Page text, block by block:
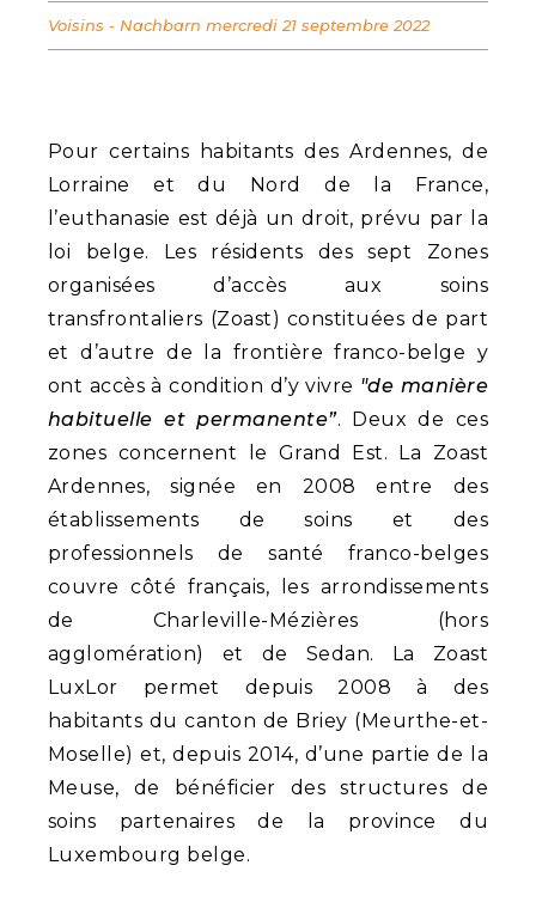
Pour certains habitants des Ardennes, de
Lorraine et du Nord de la France,
l’euthanasie est déjà un droit, prévu par la
loi belge. Les résidents des sept Zones
organisées d’accès aux soins
transfrontaliers (Zoast) constituées de part
et d’autre de la frontière franco-belge y
ont accès à condition d’y vivre "de manière
habituelle et permanente”. Deux de ces
zones concernent le Grand Est. La Zoast
Ardennes, signée en 2008 entre des
établissements de soins et des
professionnels de santé franco-belges
couvre côté français, les arrondissements
de Charleville-Mézières (hors
agglomération) et de Sedan. La Zoast
LuxLor permet depuis 2008 à des
habitants du canton de Briey (Meurthe-et-
Moselle) et, depuis 2014, d’une partie de la
Meuse, de bénéficier des structures de
soins partenaires de la province du
Luxembourg belge.
Voisins - Nachbarn mercredi 21 septembre 2022